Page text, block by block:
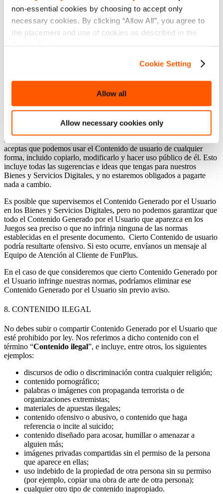
non-essential cookies by choosing to accept only
necessary cookies. By clicking “Allow All”, you agree to
the placement and use of cookies as described in the
Cookie Setting
Allow all
Allow necessary cookies only
publiques comentarios y te comuniques con otros usuarios, ya sea
por medio de mensajes privados o en foros públicos. También es
posible que puedas crear o subir comentarios, imágenes o videos.
Nos referimos a dichas comunicaciones y contenidos con el término
Tú serás el responsable de todo tu Contenido Generado por el
Tu Contenido de Usuario no debe incluir Contenido ilegal (consulta
la sección 8). A su vez, debes ser el propietario de tu Contenido
Generado por el Usuario o debes contar con el permiso del
propietario para usarlo.
Al enviar cualquier tipo de Contenido Generado por el Usuario,
aceptas que podemos usar el Contenido de usuario de cualquier
forma, incluido copiarlo, modificarlo y hacer uso público de él. Esto
incluye todas las sugerencias e ideas que tengas para nuestros
Bienes y Servicios Digitales, y no estaremos obligados a pagarte
nada a cambio.
Es posible que supervisemos el Contenido Generado por el Usuario
en los Bienes y Servicios Digitales, pero no podemos garantizar que
todo el Contenido Generado por el Usuario que aparezca en los
Juegos sea preciso o que no infrinja ninguna de las normas
establecidas en el presente documento. Cierto Contenido de usuario
podría resultarte ofensivo. Si esto ocurre, envíanos un mensaje al
Equipo de Atención al Cliente de FunPlus.
En el caso de que consideremos que cierto Contenido Generado por
el Usuario infringe nuestras normas, podríamos eliminar ese
Contenido Generado por el Usuario sin previo aviso.
8. CONTENIDO ILEGAL
No debes subir o compartir Contenido Generado por el Usuario que
esté prohibido por ley. Nos referimos a dicho contenido con el
término “Contenido ilegal”, e incluye, entre otros, los siguientes
ejemplos:
discursos de odio o discriminación contra cualquier religión;
contenido pornográfico;
palabras o imágenes con propaganda terrorista o de
organizaciones extremistas;
materiales de apuestas ilegales;
contenido ofensivo o abusivo, o contenido que haga
referencia o incite al suicido;
contenido diseñado para acosar, humillar o amenazar a
alguien más;
imágenes privadas compartidas sin el permiso de la persona
que aparece en ellas;
uso indebido de la propiedad de otra persona sin su permiso
(por ejemplo, copiar una obra de arte de otra persona);
cualquier otro tipo de contenido inapropiado.